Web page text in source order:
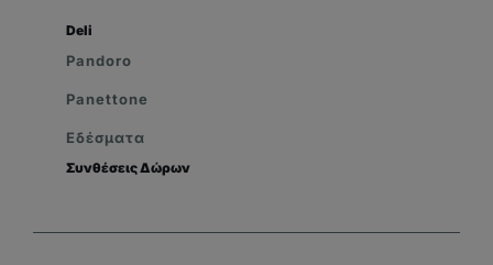
Deli
Pandoro
Panettone
Εδέσματα
Συνθέσεις Δώρων